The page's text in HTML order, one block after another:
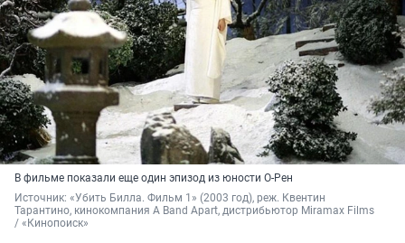
В фильме показали еще один эпизод из юности О-Рен
Источник: «Убить Билла. Фильм 1» (2003 год), реж. Квентин
Тарантино, кинокомпания A Band Apart, дистрибьютор Miramax Films
/ «Кинопоиск»